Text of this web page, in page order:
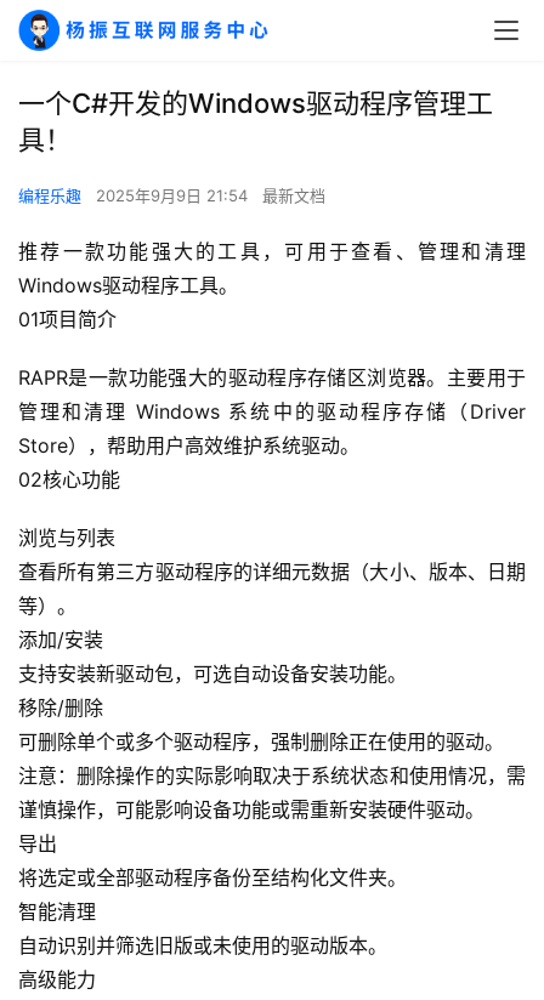
A
I
实
干
群
一个C#开发的Windows驱动程序管理工
具！
编程乐趣 2025年9月9日 21:54 最新文档
推荐一款功能强大的工具，可用于查看、管理和清理
Windows驱动程序工具。
01项目简介
RAPR是一款功能强大的驱动程序存储区浏览器。主要用于
管理和清理 Windows 系统中的驱动程序存储（Driver
Store），帮助用户高效维护系统驱动。
02核心功能
浏览与列表
查看所有第三方驱动程序的详细元数据（大小、版本、日期
等）。
添加/安装
支持安装新驱动包，可选自动设备安装功能。
移除/删除
可删除单个或多个驱动程序，强制删除正在使用的驱动。
注意：删除操作的实际影响取决于系统状态和使用情况，需
谨慎操作，可能影响设备功能或需重新安装硬件驱动。
导出
将选定或全部驱动程序备份至结构化文件夹。
智能清理
自动识别并筛选旧版或未使用的驱动版本。
高级能力